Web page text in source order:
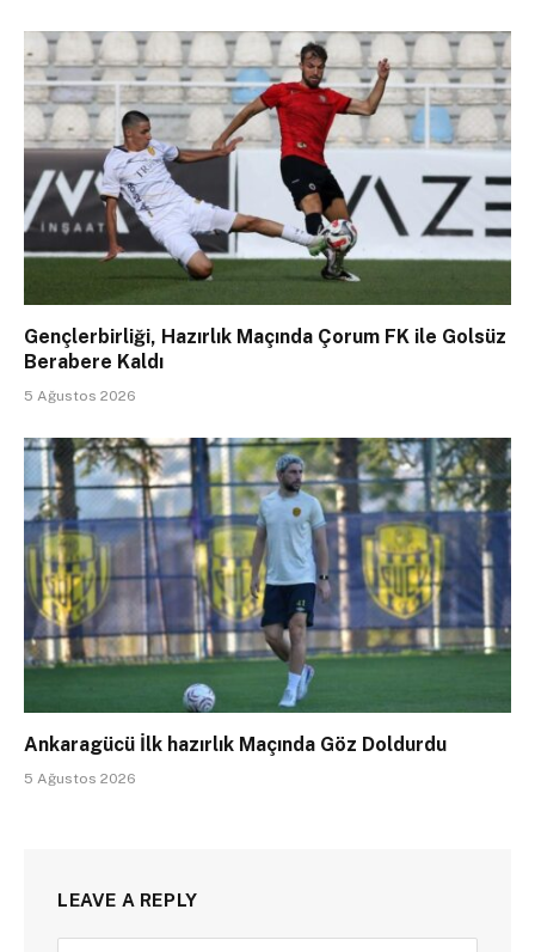
Gençlerbirliği, Hazırlık Maçında Çorum FK ile Golsüz
Berabere Kaldı
5 Ağustos 2026
Ankaragücü İlk hazırlık Maçında Göz Doldurdu
5 Ağustos 2026
LEAVE A REPLY